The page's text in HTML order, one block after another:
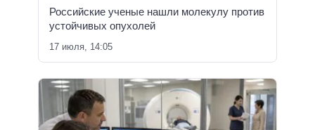
Российские ученые нашли молекулу против
устойчивых опухолей
17 июля, 14:05